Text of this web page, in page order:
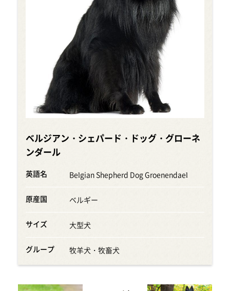
ベルジアン・シェパード・ドッグ・グローネ
ンダール
英語名 Belgian Shepherd Dog Groenendael
原産国 ベルギー
サイズ 大型犬
グループ 牧羊犬・牧畜犬